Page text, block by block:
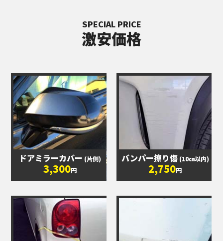
SPECIAL PRICE
激安価格
ドアミラーカバー (片側)
3,300円
バンパー擦り傷 (10㎝以内)
2,750円